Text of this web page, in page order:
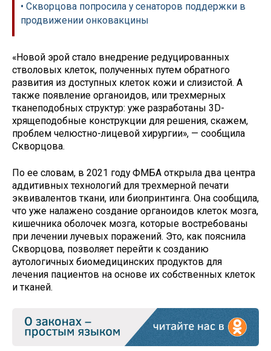
• Скворцова попросила у сенаторов поддержки в
продвижении онковакцины
«Новой эрой стало внедрение редуцированных
стволовых клеток, полученных путем обратного
развития из доступных клеток кожи и слизистой. А
также появление органоидов, или трехмерных
тканеподобных структур: уже разработаны 3D-
хрящеподобные конструкции для решения, скажем,
проблем челюстно-лицевой хирургии», — сообщила
Скворцова.
По ее словам, в 2021 году ФМБА открыла два центра
аддитивных технологий для трехмерной печати
эквивалентов ткани, или биопринтинга. Она сообщила,
что уже налажено создание органоидов клеток мозга,
кишечника оболочек мозга, которые востребованы
при лечении лучевых поражений. Это, как пояснила
Скворцова, позволяет перейти к созданию
аутологичных биомедицинских продуктов для
лечения пациентов на основе их собственных клеток
и тканей.